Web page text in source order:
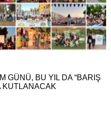
GÜNÜ, BU YIL DA “BARIŞ
KUTLANACAK